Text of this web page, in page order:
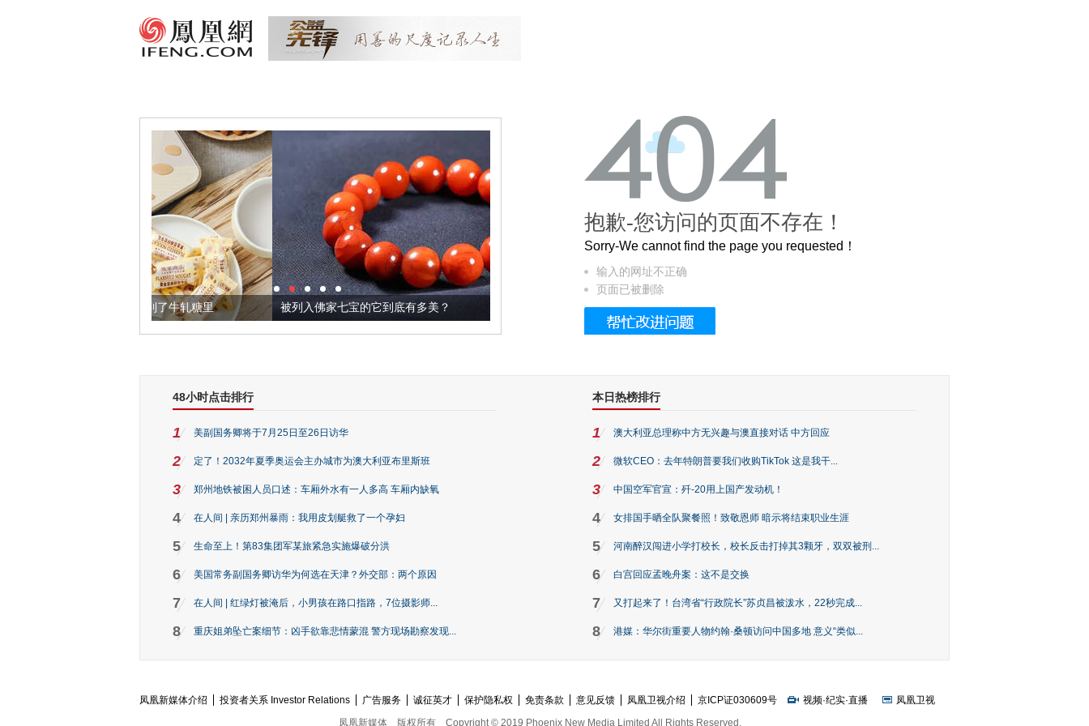
被列入佛家七宝的它到底有多美？ 这个3.2米的长卷，还原了600岁的紫禁城
抱歉-您访问的页面不存在！
Sorry-We cannot find the page you requested！
输入的网址不正确
页面已被删除
48小时点击排行
1 美副国务卿将于7月25日至26日访华
2 定了！2032年夏季奥运会主办城市为澳大利亚布里斯班
3 郑州地铁被困人员口述：车厢外水有一人多高 车厢内缺氧
4 在人间 | 亲历郑州暴雨：我用皮划艇救了一个孕妇
5 生命至上！第83集团军某旅紧急实施爆破分洪
6 美国常务副国务卿访华为何选在天津？外交部：两个原因
7 在人间 | 红绿灯被淹后，小男孩在路口指路，7位摄影师...
8 重庆姐弟坠亡案细节：凶手欲靠悲情蒙混 警方现场勘察发现...
本日热榜排行
1 澳大利亚总理称中方无兴趣与澳直接对话 中方回应
2 微软CEO：去年特朗普要我们收购TikTok 这是我干...
3 中国空军官宣：歼-20用上国产发动机！
4 女排国手晒全队聚餐照！致敬恩师 暗示将结束职业生涯
5 河南醉汉闯进小学打校长，校长反击打掉其3颗牙，双双被刑...
6 白宫回应孟晚舟案：这不是交换
7 又打起来了！台湾省“行政院长”苏贞昌被泼水，22秒完成...
8 港媒：华尔街重要人物约翰·桑顿访问中国多地 意义“类似...
凤凰新媒体介绍 投资者关系 Investor Relations 广告服务 诚征英才 保护隐私权 免责条款 意见反馈 凤凰卫视介绍 京ICP证030609号 视频·纪实·直播
凤凰卫视
凤凰新媒体
版权所有 Copyright © 2019 Phoenix New Media Limited All Rights Reserved.